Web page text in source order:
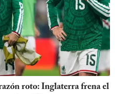
roto: Inglaterra frena el